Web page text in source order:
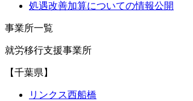
処遇改善加算についての情報公開
事業所一覧
就労移行支援事業所
【千葉県】
リンクス西船橋